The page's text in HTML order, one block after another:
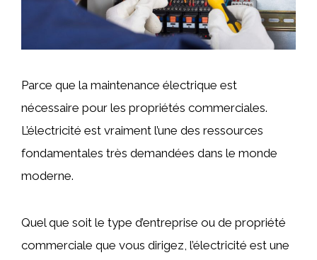
Parce que la maintenance électrique est
nécessaire pour les propriétés commerciales.
L’électricité est vraiment l’une des ressources
fondamentales très demandées dans le monde
moderne.
Quel que soit le type d’entreprise ou de propriété
commerciale que vous dirigez, l’électricité est une